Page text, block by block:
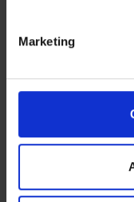
Marketing